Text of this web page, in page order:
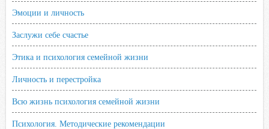
Эмоции и личность
Заслужи себе счастье
Этика и психология семейной жизни
Личность и перестройка
Всю жизнь психология семейной жизни
Психология. Методические рекомендации